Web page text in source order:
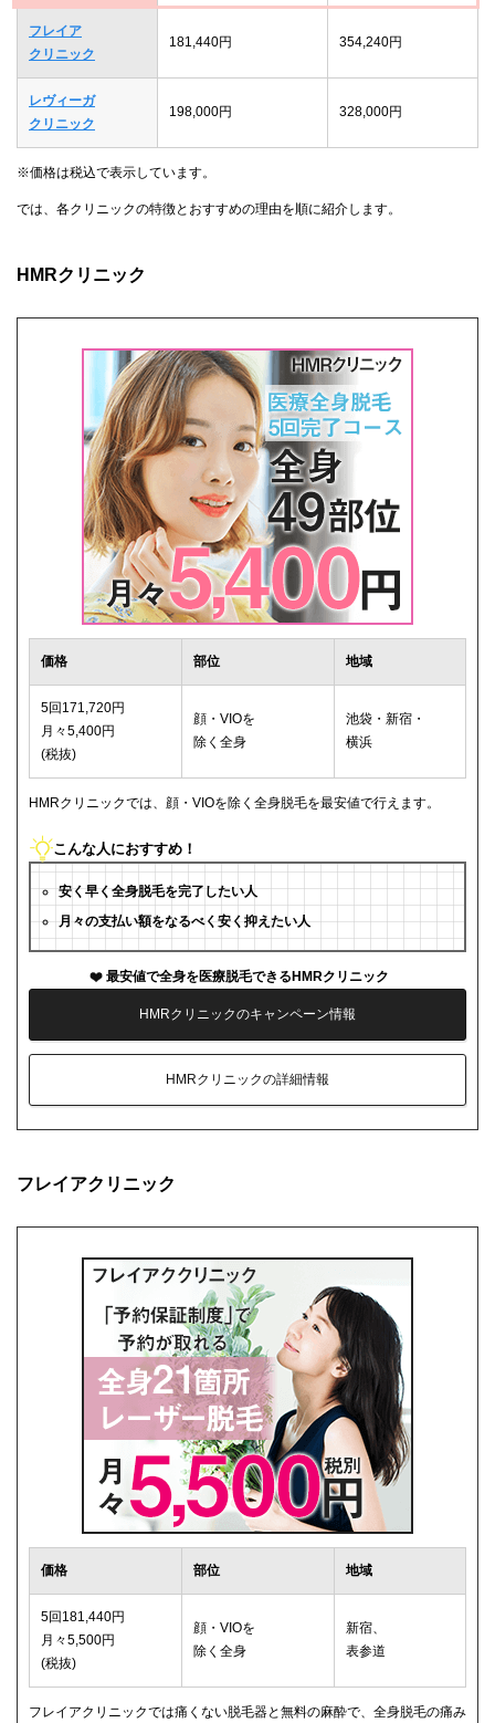
フレイア
クリニック
181,440円 354,240円
レヴィーガ
クリニック
198,000円 328,000円
※価格は税込で表示しています。
では、各クリニックの特徴とおすすめの理由を順に紹介します。
HMRクリニック
価格 部位 地域
5回171,720円
月々5,400円
(税抜)
顔・VIOを
除く全身
池袋・新宿・
横浜
HMRクリニックでは、顔・VIOを除く全身脱毛を最安値で行えます。
こんな人におすすめ！
安く早く全身脱毛を完了したい人
月々の支払い額をなるべく安く抑えたい人
最安値で全身を医療脱毛できるHMRクリニック
HMRクリニックのキャンペーン情報
HMRクリニックの詳細情報
フレイアクリニック
価格 部位 地域
5回181,440円
月々5,500円
(税抜)
顔・VIOを
除く全身
新宿、
表参道
フレイアクリニックでは痛くない脱毛器と無料の麻酔で、全身脱毛の痛み